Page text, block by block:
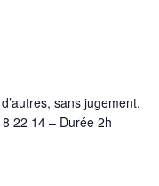
sans jugement,
22 14 – Durée 2h